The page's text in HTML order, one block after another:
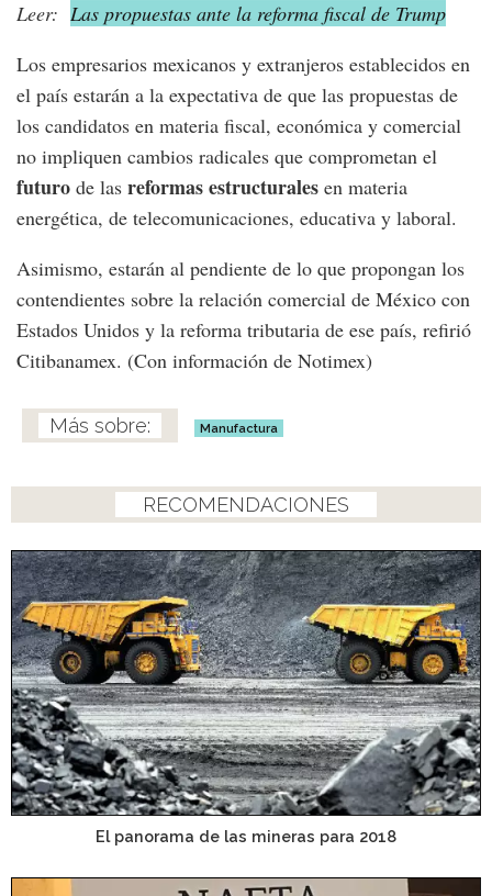
Leer: Las propuestas ante la reforma fiscal de Trump
Los empresarios mexicanos y extranjeros establecidos en
el país estarán a la expectativa de que las propuestas de
los candidatos en materia fiscal, económica y comercial
no impliquen cambios radicales que comprometan el
futuro de las reformas estructurales en materia
energética, de telecomunicaciones, educativa y laboral.
Asimismo, estarán al pendiente de lo que propongan los
contendientes sobre la relación comercial de México con
Estados Unidos y la reforma tributaria de ese país, refirió
Citibanamex. (Con información de Notimex)
Manufactura
RECOMENDACIONES
El panorama de las mineras para 2018